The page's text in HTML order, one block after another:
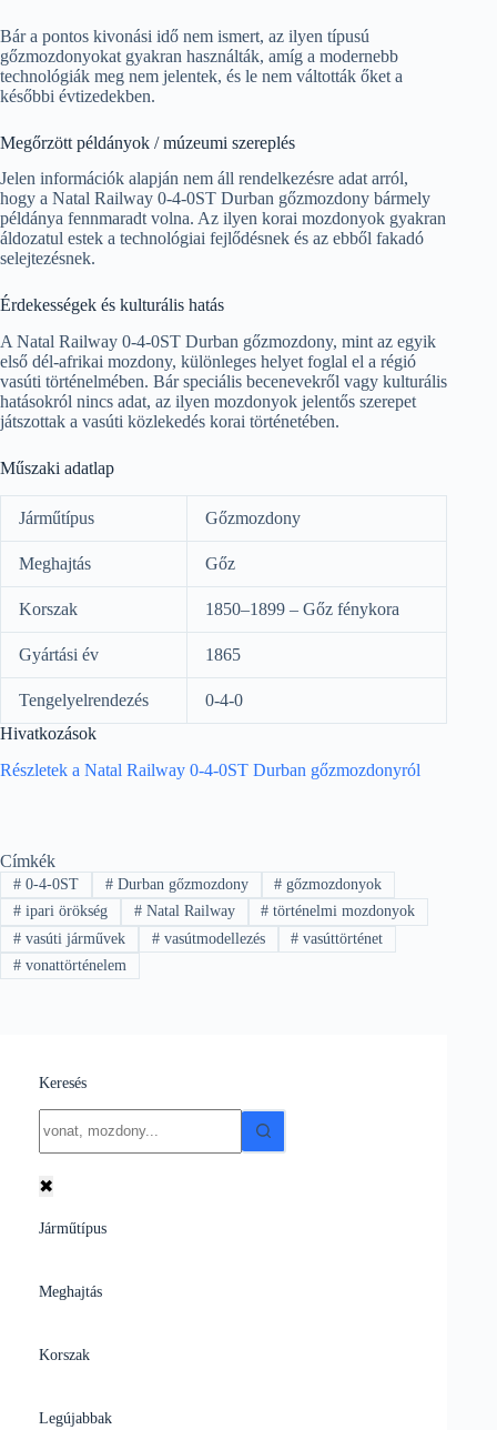
Bár a pontos kivonási idő nem ismert, az ilyen típusú
gőzmozdonyokat gyakran használták, amíg a modernebb
technológiák meg nem jelentek, és le nem váltották őket a
későbbi évtizedekben.
Megőrzött példányok / múzeumi szereplés
Jelen információk alapján nem áll rendelkezésre adat arról,
hogy a Natal Railway 0-4-0ST Durban gőzmozdony bármely
példánya fennmaradt volna. Az ilyen korai mozdonyok gyakran
áldozatul estek a technológiai fejlődésnek és az ebből fakadó
selejtezésnek.
Érdekességek és kulturális hatás
A Natal Railway 0-4-0ST Durban gőzmozdony, mint az egyik
első dél-afrikai mozdony, különleges helyet foglal el a régió
vasúti történelmében. Bár speciális becenevekről vagy kulturális
hatásokról nincs adat, az ilyen mozdonyok jelentős szerepet
játszottak a vasúti közlekedés korai történetében.
Műszaki adatlap
Járműtípus Gőzmozdony
Meghajtás Gőz
Korszak 1850–1899 – Gőz fénykora
Gyártási év 1865
Tengelyelrendezés
0-4-0
Hivatkozások
Részletek a Natal Railway 0-4-0ST Durban gőzmozdonyról
Címkék
#0-4-0ST #Durban gőzmozdony # gőzmozdonyok
#ipari örökség #Natal Railway # történelmi mozdonyok
#vasúti járművek #vasútmodellezés # vasúttörténet
#vonattörténelem
Keresés
results
✖
Járműtípus
Meghajtás
Korszak
Legújabbak